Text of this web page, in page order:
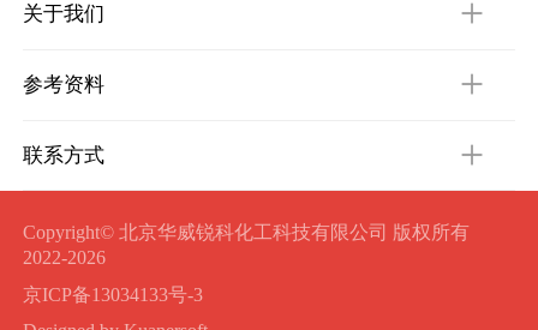
关于我们
参考资料
联系方式
Copyright© 北京华威锐科化工科技有限公司 版权所有
2022-2026
京ICP备13034133号-3